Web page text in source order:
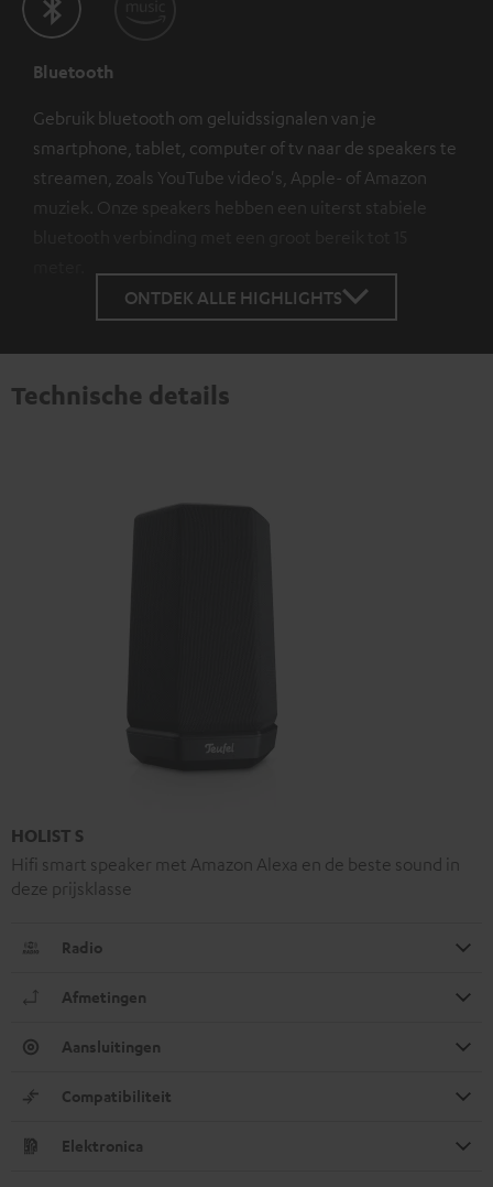
Bluetooth
Gebruik bluetooth om geluidssignalen van je
smartphone, tablet, computer of tv naar de speakers te
streamen, zoals YouTube video's, Apple- of Amazon
muziek. Onze speakers hebben een uiterst stabiele
ONTDEK ALLE HIGHLIGHTS
Technische details
HOLIST S
Hifi smart speaker met Amazon Alexa en de beste sound in
deze prijsklasse
Radio
Afmetingen
Aansluitingen
Compatibiliteit
Elektronica